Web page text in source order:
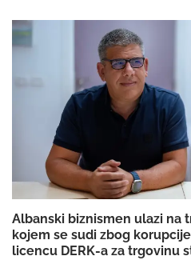
Albanski biznismen ulazi na
kojem se sudi zbog
licencu DERK-a za trgovinu